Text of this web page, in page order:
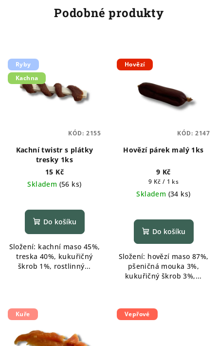
Podobné produkty
Ryby
Kachna
Kachní twistr s plátky
tresky 1ks
15 Kč
Skladem (56 ks)
hodnocení
produktu
z
5
hvězdiček.
Do košíku
Složení: kachní maso 45%,
treska 40%, kukuřičný
škrob 1%, rostlinný...
KÓD: 2155
Hovězí
Hovězí párek malý 1ks
9 Kč
Měrná
cena:
9 Kč / 1 ks
Skladem (34 ks)
Do košíku
Složení: hovězí maso 87%,
pšeničná mouka 3%,
kukuřičný škrob 3%,...
KÓD: 2147
Kuře Vepřové